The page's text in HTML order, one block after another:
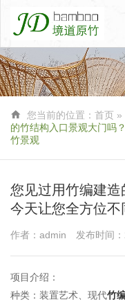
 您当前的位置： 首页 »
的竹结构入口景观大门吗
竹景观
您见过用竹编建造
今天让您全方位
作者：admin 发布时间
项目介绍：
种类：装置艺术、现代竹